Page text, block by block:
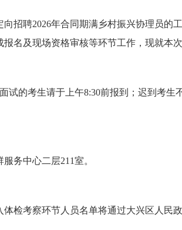
聘2026年合同期满乡村振兴协理员的
名及现场资格审核等环节工作，现就本
的考生请于上午8:30前报到；迟到考生
务中心二层211室。
考察环节人员名单将通过大兴区人民政